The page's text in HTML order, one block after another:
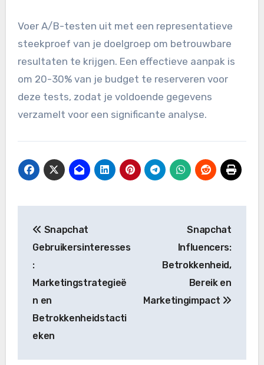
versies van je advertenties te vergelijken en te
bepalen welke het beste presteert. Dit kan
variëren van het testen van verschillende
afbeeldingen tot het aanpassen van de call-to-
action.
resultaten te krijgen. Een effectieve aanpak is
om 20-30% van je budget te reserveren voor
Post
navigation
Snapchat